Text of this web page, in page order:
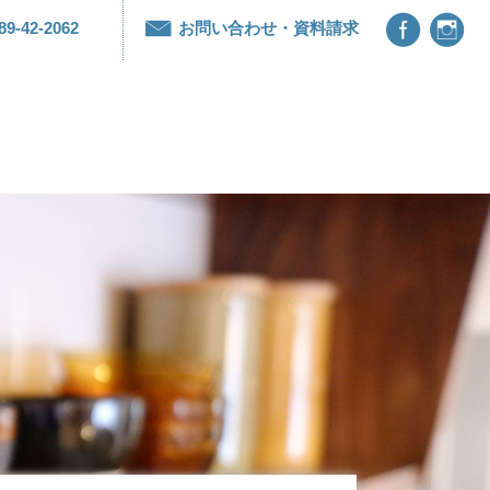
42-2062 お問い合わせ・資料請求  